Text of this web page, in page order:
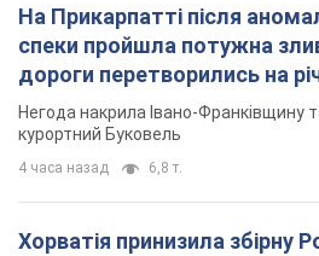
На Прикарпатті після
спеки пройшла потужна
дороги перетворились на
Відео
Негода накрила Івано-Франківщину
курортний Буковель
4 часа назад 6,8 т.
Хорватія принизила збірну